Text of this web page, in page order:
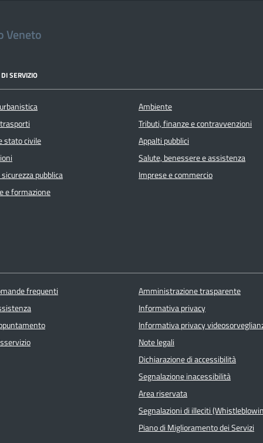
Veneto
SERVIZIO
stato civile
pubblica
e formazione
Ambiente
Tributi, finanze e contravvenzioni
Appalti pubblici
Salute, benessere e assistenza
Imprese e commercio
frequenti
Amministrazione trasparente
Informativa privacy
Informativa privacy
Note legali
Dichiarazione di accessibilità
Segnalazione inacessibilità
Area riservata
Segnalazioni di illeciti
Piano di Miglioramento dei Servizi